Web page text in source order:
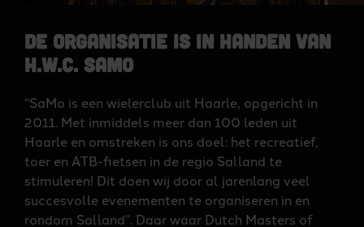
De organisatie is in handen van
H.W.C. SaMo
“SaMo is een wielerclub uit Haarle, opgericht in
2011. Met inmiddels meer dan 100 leden uit
Haarle en omstreken is ons doel: het recreatief,
toer en ATB-fietsen in de regio Salland te
stimuleren! Dit doen wij door al jarenlang veel
succesvolle evenementen te organiseren in en
rondom Salland”. Daar waar Dutch Masters of